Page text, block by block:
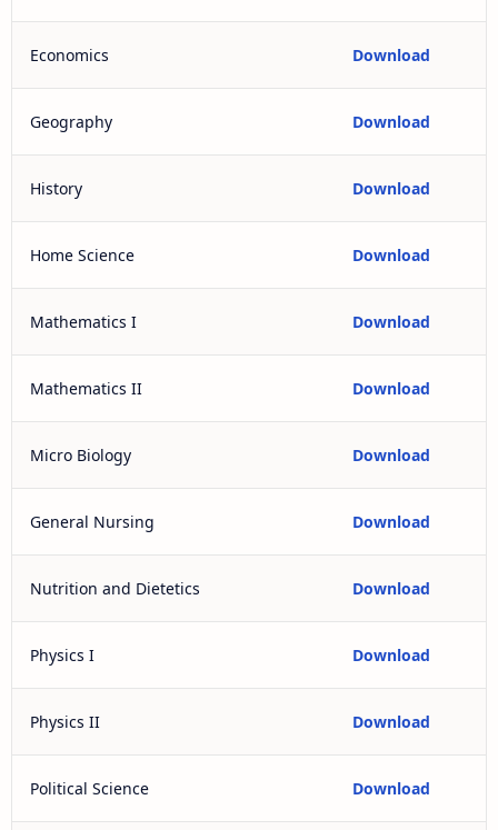
Economics Download
Geography Download
History Download
Home Science Download
Mathematics I Download
Mathematics II Download
Micro Biology Download
General Nursing Download
Nutrition and Dietetics Download
Physics I Download
Physics II Download
Political Science Download